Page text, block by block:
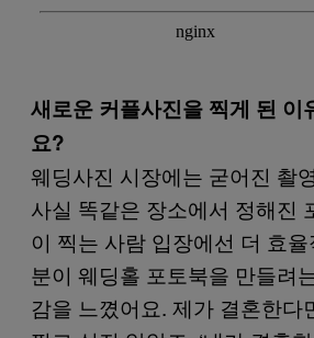
새로운 커플사진을 찍게 된 이
요?
웨딩사진 시장에는 굳어진 촬
사실 똑같은 장소에서 정해진
이 찍는 사람 입장에선 더 효
분이 웨딩홀 포토북을 만들려
감을 느꼈어요. 제가 결혼한다